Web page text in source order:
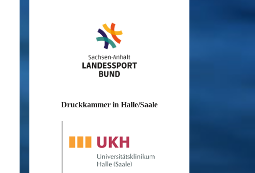
Druckkammer in Halle/Saale